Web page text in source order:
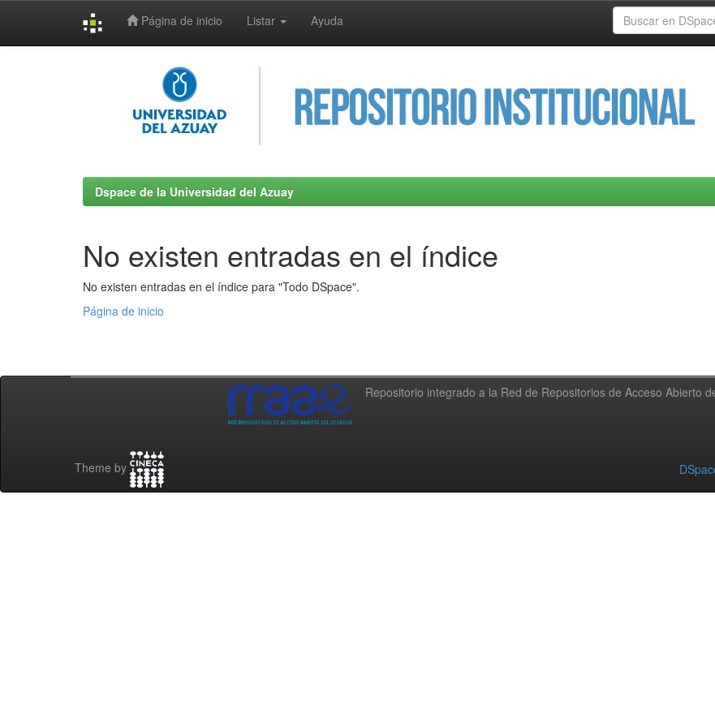
Página de inicio Listar Ayuda
Dspace de la Universidad del Azuay
No existen entradas en el índice
No existen entradas en el índice para "Todo DSpace".
Página de inicio
Repositorio integrado a la Red de Repositorios de Acceso Abierto
Theme by